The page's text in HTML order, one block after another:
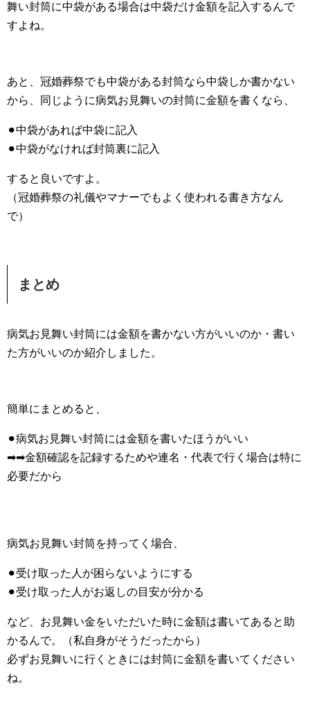
舞い封筒に中袋がある場合は中袋だけ金額を記入するんで
すよね。
あと、冠婚葬祭でも中袋がある封筒なら中袋しか書かない
から、同じように病気お見舞いの封筒に金額を書くなら、
⚫︎中袋があれば中袋に記入
⚫︎中袋がなければ封筒裏に記入
すると良いですよ。
（冠婚葬祭の礼儀やマナーでもよく使われる書き方なん
で）
まとめ
病気お見舞い封筒には金額を書かない方がいいのか・書い
た方がいいのか紹介しました。
簡単にまとめると、
⚫︎病気お見舞い封筒には金額を書いたほうがいい
➡︎➡︎金額確認を記録するためや連名・代表で行く場合は特に
必要だから
病気お見舞い封筒を持ってく場合、
⚫︎受け取った人が困らないようにする
⚫︎受け取った人がお返しの目安が分かる
など、お見舞い金をいただいた時に金額は書いてあると助
かるんで。（私自身がそうだったから）
必ずお見舞いに行くときには封筒に金額を書いてください
ね。